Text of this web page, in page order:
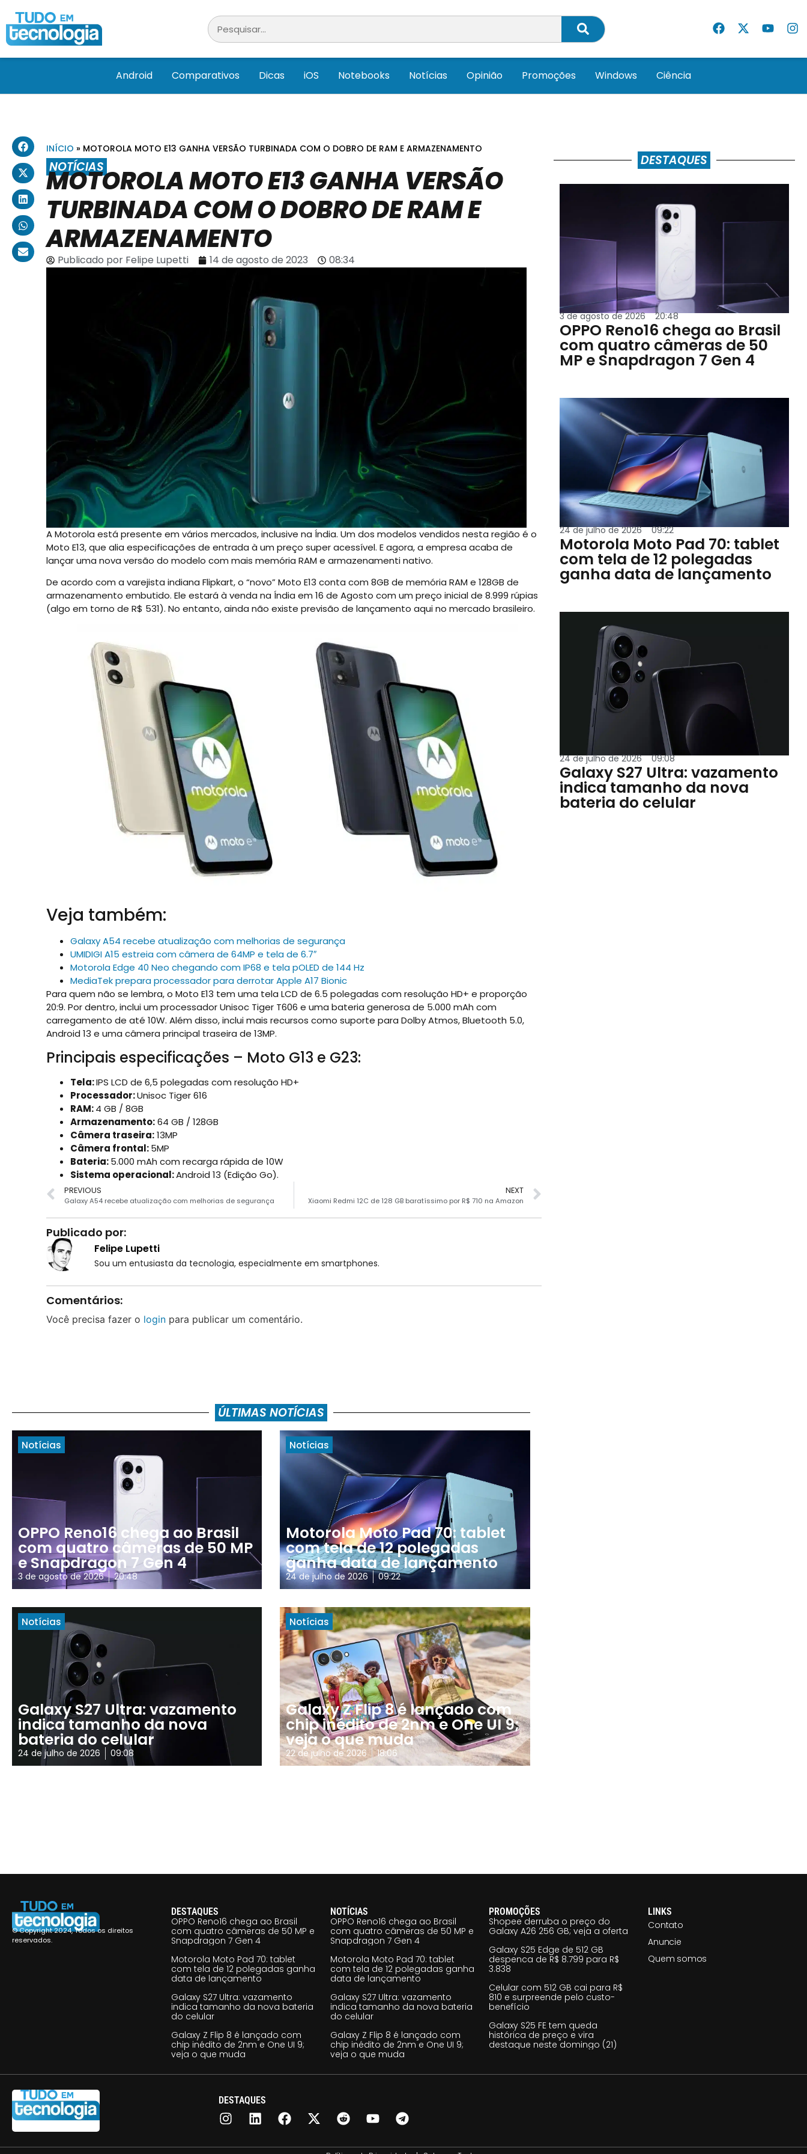
Android Comparativos Dicas iOS Notebooks Notícias Opinião Promoções Windows Ciência
INÍCIO » MOTOROLA MOTO E13 GANHA VERSÃO TURBINADA COM O DOBRO DE RAM E ARMAZENAMENTO
NOTÍCIAS
MOTOROLA MOTO E13 GANHA VERSÃO
TURBINADA COM O DOBRO DE RAM E
ARMAZENAMENTO
Publicado porFelipe Lupetti 14 de agosto de 2023 08:34
A Motorola está presente em vários mercados, inclusive na Índia. Um dos modelos vendidos nesta região é o
Moto E13, que alia especificações de entrada à um preço super acessível. E agora, a empresa acaba de
lançar uma nova versão do modelo com mais memória RAM e armazenamenti nativo.
De acordo com a varejista indiana Flipkart, o “novo” Moto E13 conta com 8GB de memória RAM e 128GB de
armazenamento embutido. Ele estará à venda na Índia em 16 de Agosto com um preço inicial de 8.999 rúpias
(algo em torno de R$ 531). No entanto, ainda não existe previsão de lançamento aqui no mercado brasileiro.
Veja também:
Galaxy A54 recebe atualização com melhorias de segurança
UMIDIGI A15 estreia com câmera de 64MP e tela de 6.7″
Motorola Edge 40 Neo chegando com IP68 e tela pOLED de 144 Hz
MediaTek prepara processador para derrotar Apple A17 Bionic
Para quem não se lembra, o Moto E13 tem uma tela LCD de 6.5 polegadas com resolução HD+ e proporção
20:9. Por dentro, inclui um processador Unisoc Tiger T606 e uma bateria generosa de 5.000 mAh com
carregamento de até 10W. Além disso, inclui mais recursos como suporte para Dolby Atmos, Bluetooth 5.0,
Android 13 e uma câmera principal traseira de 13MP.
Principais especificações – Moto G13 e G23:
Tela:IPS LCD de 6,5 polegadas com resolução HD+
Processador:Unisoc Tiger 616
RAM:4 GB / 8GB
Armazenamento:64 GB / 128GB
Câmera traseira:13MP
Câmera frontal:5MP
Bateria:5.000 mAh com recarga rápida de 10W
Sistema operacional:Android 13 (Edição Go).
PREVIOUS
Galaxy A54 recebe atualização com melhorias de segurança
NEXT
Xiaomi Redmi 12C de 128 GB baratíssimo por R$ 710 na Amazon
Publicado por:
Felipe Lupetti
Sou um entusiasta da tecnologia, especialmente em smartphones.
Comentários:
Você precisa fazer o loginpara publicar um comentário.
DESTAQUES
3 de agosto de 2026 20:48
OPPO Reno16 chega ao Brasil
com quatro câmeras de 50
MP e Snapdragon 7 Gen 4
24 de julho de 2026 09:22
Motorola Moto Pad 70: tablet
com tela de 12 polegadas
ganha data de lançamento
24 de julho de 2026 09:08
Galaxy S27 Ultra: vazamento
indica tamanho da nova
bateria do celular
ÚLTIMAS NOTÍCIAS
Notícias
OPPO Reno16 chega ao Brasil
com quatro câmeras de 50 MP
e Snapdragon 7 Gen 4
3 de agosto de 2026 20:48
Notícias
Motorola Moto Pad 70: tablet
com tela de 12 polegadas
ganha data de lançamento
24 de julho de 2026 09:22
Notícias
Galaxy S27 Ultra: vazamento
indica tamanho da nova
bateria do celular
24 de julho de 2026 09:08
Notícias
Galaxy Z Flip 8 é lançado com
chip inédito de 2nm e One UI 9;
veja o que muda
22 de julho de 2026 18:06
© Copyright 2024, Todos os direitos
reservados.
DESTAQUES
OPPO Reno16 chega ao Brasil
com quatro câmeras de 50 MP e
Snapdragon 7 Gen 4
Motorola Moto Pad 70: tablet
com tela de 12 polegadas ganha
data de lançamento
Galaxy S27 Ultra: vazamento
indica tamanho da nova bateria
do celular
Galaxy Z Flip 8 é lançado com
chip inédito de 2nm e One UI 9;
veja o que muda
NOTÍCIAS
OPPO Reno16 chega ao Brasil
com quatro câmeras de 50 MP e
Snapdragon 7 Gen 4
Motorola Moto Pad 70: tablet
com tela de 12 polegadas ganha
data de lançamento
Galaxy S27 Ultra: vazamento
indica tamanho da nova bateria
do celular
Galaxy Z Flip 8 é lançado com
chip inédito de 2nm e One UI 9;
veja o que muda
PROMOÇÕES
Shopee derruba o preço do
Galaxy A26 256 GB; veja a oferta
Galaxy S25 Edge de 512 GB
despenca de R$ 8.799 para R$
3.838
Celular com 512 GB cai para R$
810 e surpreende pelo custo-
benefício
Galaxy S25 FE tem queda
histórica de preço e vira
destaque neste domingo (21)
LINKS
Contato
Anuncie
Quem somos
DESTAQUES